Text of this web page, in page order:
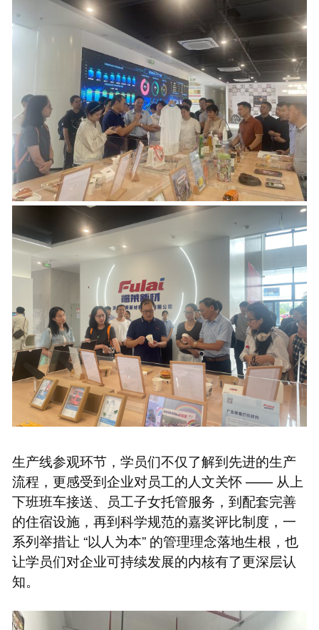
生产线参观环节，学员们不仅了解到先进的生产
流程，更感受到企业对员工的人文关怀 —— 从上
下班班车接送、员工子女托管服务，到配套完善
的住宿设施，再到科学规范的嘉奖评比制度，一
系列举措让 “以人为本” 的管理理念落地生根，也
让学员们对企业可持续发展的内核有了更深层认
知。